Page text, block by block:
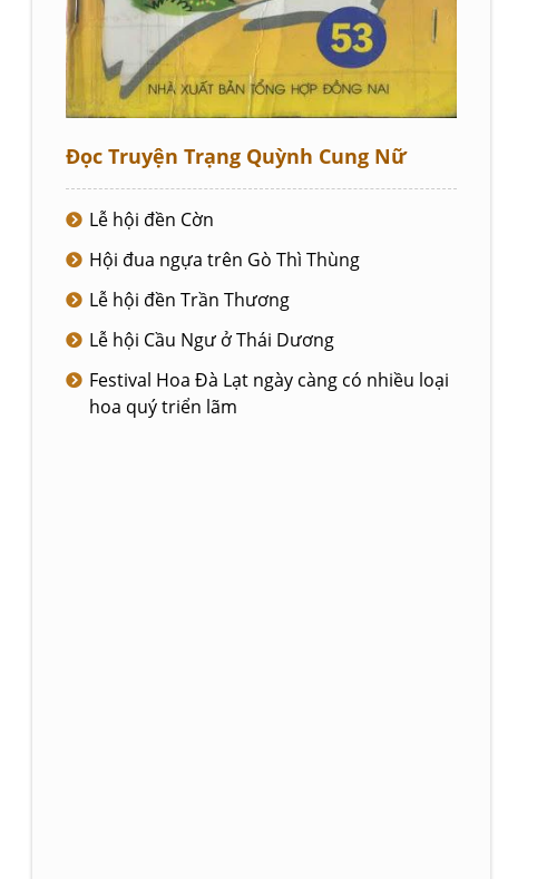
Đọc Truyện Trạng Quỳnh Cung Nữ
Lễ hội đền Cờn
Hội đua ngựa trên Gò Thì Thùng
Lễ hội đền Trần Thương
Lễ hội Cầu Ngư ở Thái Dương
Festival Hoa Đà Lạt ngày càng có nhiều loại
hoa quý triển lãm